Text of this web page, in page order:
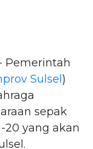
Pemerintah
Sulsel )
sepak
20 yang akan